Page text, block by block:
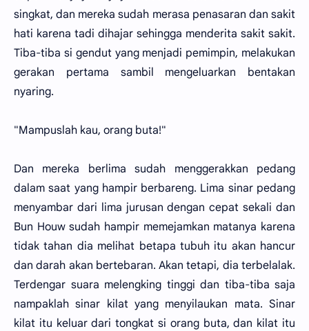
singkat, dan mereka sudah merasa penasaran dan sakit
hati karena tadi dihajar sehingga menderita sakit sakit.
Tiba-tiba si gendut yang menjadi pemimpin, melakukan
gerakan pertama sambil mengeluarkan bentakan
nyaring.
"Mampuslah kau, orang buta!"
Dan mereka berlima sudah menggerakkan pedang
dalam saat yang hampir berbareng. Lima sinar pedang
menyambar dari lima jurusan dengan cepat sekali dan
Bun Houw sudah hampir memejamkan matanya karena
tidak tahan dia melihat betapa tubuh itu akan hancur
dan darah akan bertebaran. Akan tetapi, dia terbelalak.
Terdengar suara melengking tinggi dan tiba-tiba saja
nampaklah sinar kilat yang menyilaukan mata. Sinar
kilat itu keluar dari tongkat si orang buta, dan kilat itu